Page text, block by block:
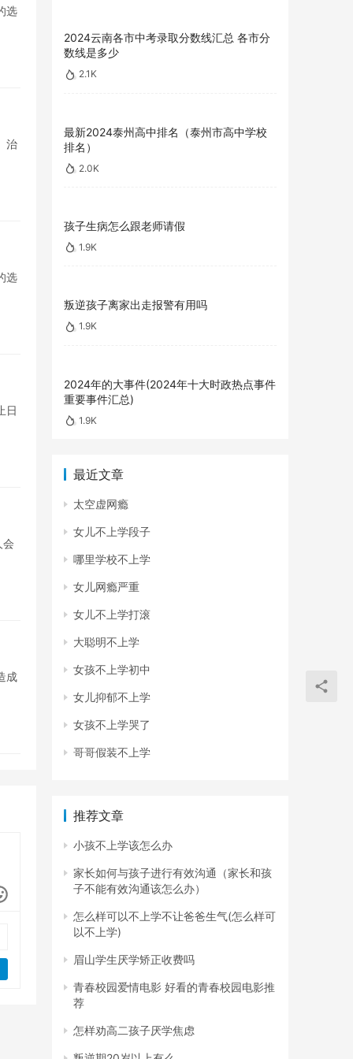
选
治
选
日
会
成
2024云南各市中考录取分数线汇总 各市分
数线是多少
2.1K
最新2024泰州高中排名（泰州市高中学校
排名）
2.0K
孩子生病怎么跟老师请假
1.9K
叛逆孩子离家出走报警有用吗
1.9K
2024年的大事件(2024年十大时政热点事件
重要事件汇总)
1.9K
最近文章
太空虚网瘾
女儿不上学段子
哪里学校不上学
女儿网瘾严重
女儿不上学打滚
大聪明不上学
女孩不上学初中
女儿抑郁不上学
女孩不上学哭了
哥哥假装不上学
推荐文章
小孩不上学该怎么办
家长如何与孩子进行有效沟通（家长和孩
子不能有效沟通该怎么办）
怎么样可以不上学不让爸爸生气(怎么样可
以不上学)
眉山学生厌学矫正收费吗
青春校园爱情电影 好看的青春校园电影推
荐
怎样劝高二孩子厌学焦虑